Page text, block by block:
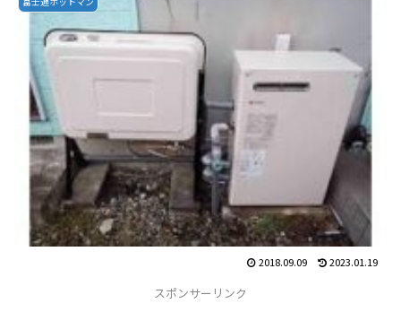
2018.09.09 2023.01.19
スポンサーリンク